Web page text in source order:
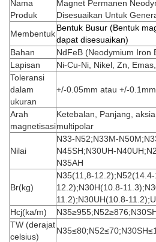
Nama
Produk
Magnet Permanen
Disesuaikan Untuk
Membentuk
Bentuk Busur (Bentuk
dapat disesuaikan)
Bahan
NdFeB (Neodymium Iron
Lapisan
Ni-Cu-Ni, Nikel, Zn,
Toleransi
dalam
ukuran
+/-0.05mm atau +/-0.1mm
Arah
magnetisasi
Ketebalan, Panjang,
multipolar
Nilai
N33-N52;N33M-
N45SH;N30UH-
N35AH
Br(kg)
N35(11,8-
12.2);N30H(10.8-
11.2);N30UH(10.8-
Hcj(ka/m)
TW (derajat
celsius)